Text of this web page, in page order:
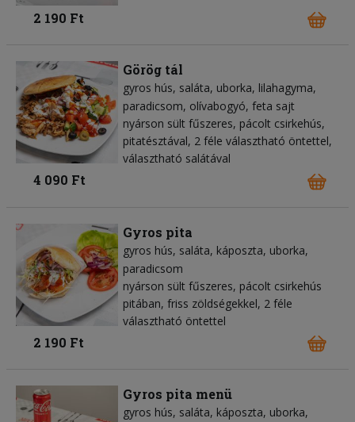
2 190 Ft
Görög tál
gyros hús saláta uborka lilahagyma
paradicsom olívabogyó feta sajt
nyárson sült fűszeres, pácolt csirkehús,
pitatésztával, 2 féle választható öntettel,
választható salátával
4 090 Ft
Gyros pita
gyros hús saláta káposzta uborka
paradicsom
nyárson sült fűszeres, pácolt csirkehús
pitában, friss zöldségekkel, 2 féle
választható öntettel
2 190 Ft
Gyros pita menü
gyros hús saláta káposzta uborka